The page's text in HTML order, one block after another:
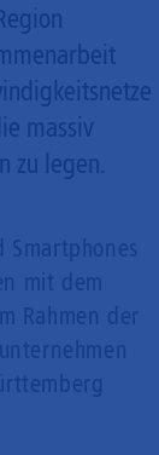
massiv
zu legen.
mit dem
Rahmen der